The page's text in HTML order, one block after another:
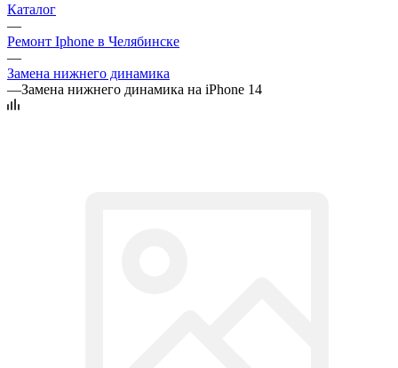
Каталог
—
Ремонт Iphone в Челябинске
—
Замена нижнего динамика
—Замена нижнего динамика на iPhone 14